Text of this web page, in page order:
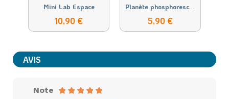
Mini Lab Espace
10,90 €
P
lanète phosphorescente - Terre
5,90 €
AVIS
Note